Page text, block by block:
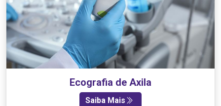
Ecografia de Axila
Saiba Mais